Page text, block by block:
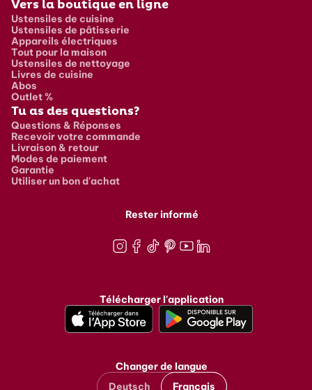
Vers la boutique en ligne
Ustensiles de cuisine
Ustensiles de pâtisserie
Appareils électriques
Tout pour la maison
Ustensiles de nettoyage
Livres de cuisine
Abos
Outlet %
Tu as des questions?
Questions & Réponses
Recevoir votre commande
Livraison & retour
Modes de paiement
Garantie
Utiliser un bon d'achat
Rester informé
Télécharger l'application
Changer de langue
Deutsch
Français